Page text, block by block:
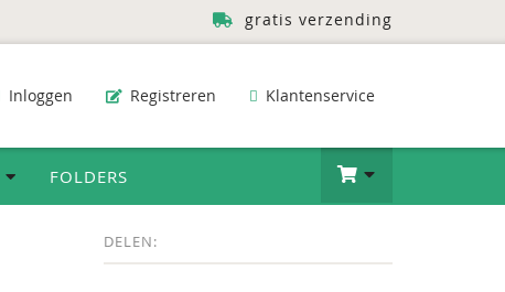
gratis verzending
Inloggen Registreren Klantenservice
FOLDERS
DELEN: